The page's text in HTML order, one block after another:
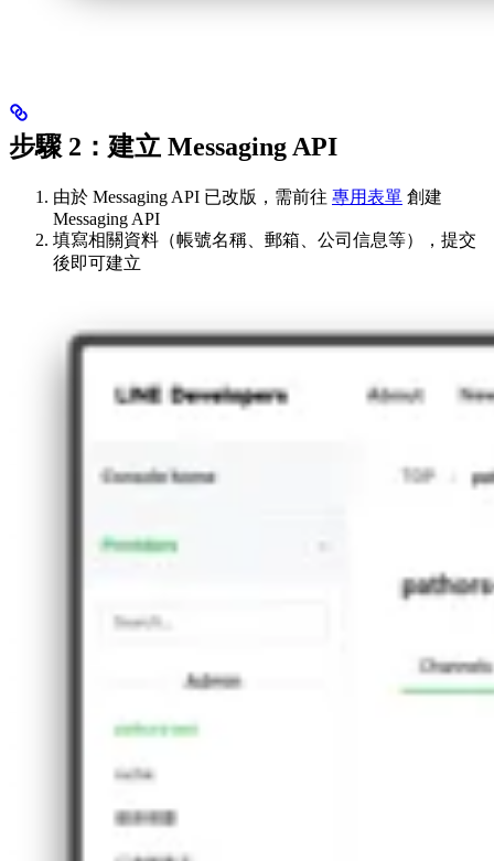
步驟 2：建立 Messaging API
由於 Messaging API 已改版，需前往 專用表單 創建
Messaging API
填寫相關資料（帳號名稱、郵箱、公司信息等），提交
後即可建立